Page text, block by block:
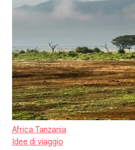
Africa Tanzania
Idee di viaggio